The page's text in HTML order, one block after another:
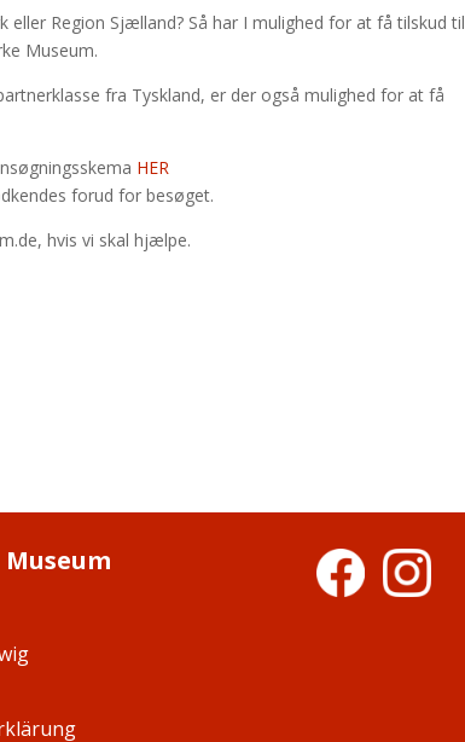
eller Region Sjælland? Så har I mulighed for at få tilskud til
Museum.
fra Tyskland, er der også mulighed for at få
HER
forud for besøget.
hvis vi skal hjælpe.